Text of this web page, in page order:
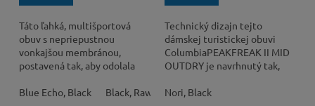
Táto ľahká, multišportová
obuv s nepriepustnou
vonkajšou membránou,
postavená tak, aby odolala
udrží vaše nohy v suchu...
Blue Echo, Black Black, Raw Honey Super Sonic, Teal Chloride
Technický dizajn tejto
dámskej turistickej obuvi
ColumbiaPEAKFREAK II MID
OUTDRY je navrhnutý tak,
pohodlie a podporu po celý...
Nori, Black